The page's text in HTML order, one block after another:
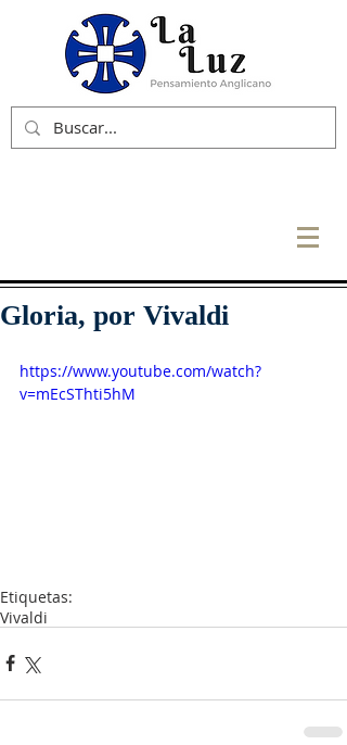
Gloria, por Vivaldi
https://www.youtube.com/watch?
v=mEcSThti5hM
Etiquetas:
Vivaldi